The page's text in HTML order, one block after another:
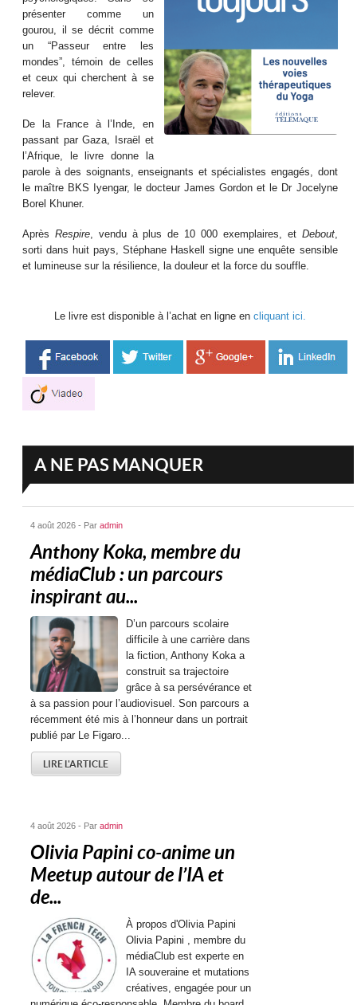
présenter comme un
gourou, il se décrit comme
un “Passeur entre les
mondes”, témoin de celles
et ceux qui cherchent à se
relever.
De la France à l’Inde, en
passant par Gaza, Israël et
l’Afrique, le livre donne la
parole à des soignants, enseignants et spécialistes engagés, dont
le maître BKS Iyengar, le docteur James Gordon et le Dr Jocelyne
Borel Khuner.
Après Respire, vendu à plus de 10 000 exemplaires, et Debout,
sorti dans huit pays, Stéphane Haskell signe une enquête sensible
et lumineuse sur la résilience, la douleur et la force du souffle.
Le livre est disponible à l’achat en ligne en cliquant ici.
A NE PAS MANQUER
4 août 2026 - Paradmin
Anthony Koka, membre du
médiaClub : un parcours
inspirant au...
D’un parcours scolaire
difficile à une carrière dans
la fiction, Anthony Koka a
construit sa trajectoire
grâce à sa persévérance et
à sa passion pour l’audiovisuel. Son parcours a
récemment été mis à l’honneur dans un portrait
publié par Le Figaro...
LIRE L'ARTICLE
4 août 2026 - Paradmin
Olivia Papini co-anime un
Meetup autour de l’IA et
de...
À propos d'Olivia Papini
Olivia Papini , membre du
médiaClub est experte en
IA souveraine et mutations
créatives, engagée pour un